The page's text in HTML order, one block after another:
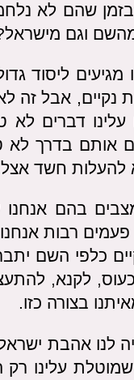
שהם לא
מהשם וגם
מגיעים ליסוד
נקיים, אבל זה
עלינו דברים
אותם בדרך לא
להעלות חשד
בהם
פעמים רבות
כלפי השם
לקנא,
בצורה כזו.
לנו אהבת
שמוטלת עלינו